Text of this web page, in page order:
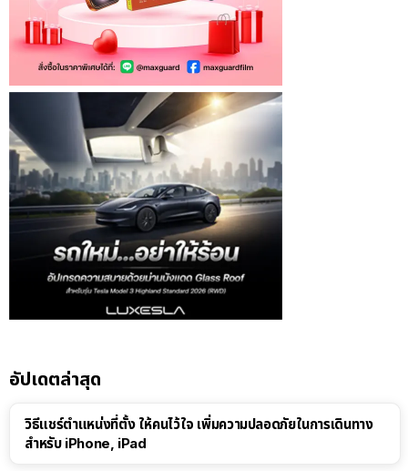
อัปเดตล่าสุด
วิธีแชร์ตำแหน่งที่ตั้ง ให้คนไว้ใจ เพิ่มความปลอดภัยในการเดินทาง
สำหรับ iPhone, iPad